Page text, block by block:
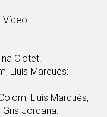
Clotet.
Lluís Marqués;
Lluís Marqués,
Jordana.